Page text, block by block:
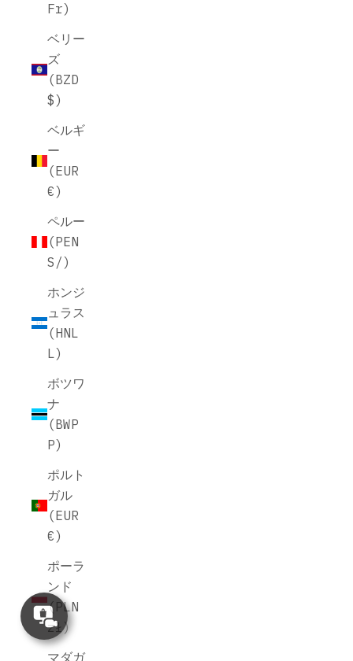
Fr)
ベリー
ズ
(BZD
$)
ベルギ
ー
(EUR
€)
ペルー
(PEN
S/)
ホンジ
ュラス
(HNL
L)
ボツワ
ナ
(BWP
P)
ポルト
ガル
(EUR
€)
ポーラ
ンド
(PLN
zł)
マダガ
Concierge